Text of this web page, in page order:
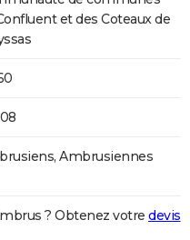
et des Coteaux de
Ambrusiennes
? Obtenez votre devis